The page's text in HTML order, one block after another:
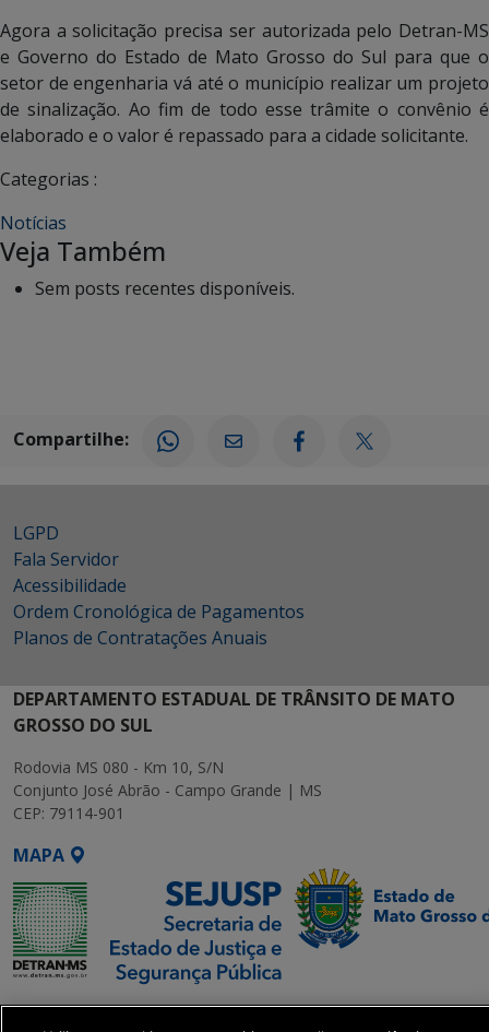
Agora a solicitação precisa ser autorizada pelo Detran-MS
e Governo do Estado de Mato Grosso do Sul para que o
setor de engenharia vá até o município realizar um projeto
de sinalização. Ao fim de todo esse trâmite o convênio é
elaborado e o valor é repassado para a cidade solicitante.
Categorias :
Notícias
Veja Também
Sem posts recentes disponíveis.
Compartilhe:
LGPD
Fala Servidor
Acessibilidade
Ordem Cronológica de Pagamentos
Planos de Contratações Anuais
DEPARTAMENTO ESTADUAL DE TRÂNSITO DE MATO
GROSSO DO SUL
Rodovia MS 080 - Km 10, S/N
Conjunto José Abrão - Campo Grande | MS
CEP: 79114-901
MAPA
SETDIG | Secretaria-